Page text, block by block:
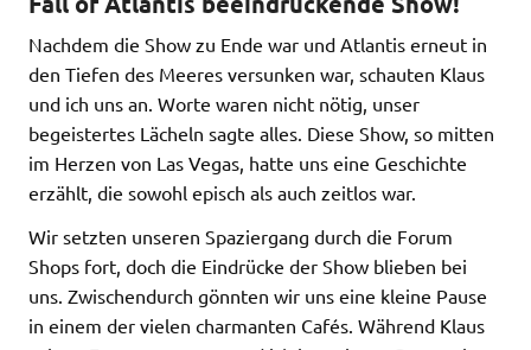
Nachdem die Show zu Ende war und Atlantis erneut in
den Tiefen des Meeres versunken war, schauten Klaus
und ich uns an. Worte waren nicht nötig, unser
begeistertes Lächeln sagte alles. Diese Show, so mitten
im Herzen von Las Vegas, hatte uns eine Geschichte
erzählt, die sowohl episch als auch zeitlos war.
Wir setzten unseren Spaziergang durch die Forum
Shops fort, doch die Eindrücke der Show blieben bei
uns. Zwischendurch gönnten wir uns eine kleine Pause
in einem der vielen charmanten Cafés. Während Klaus